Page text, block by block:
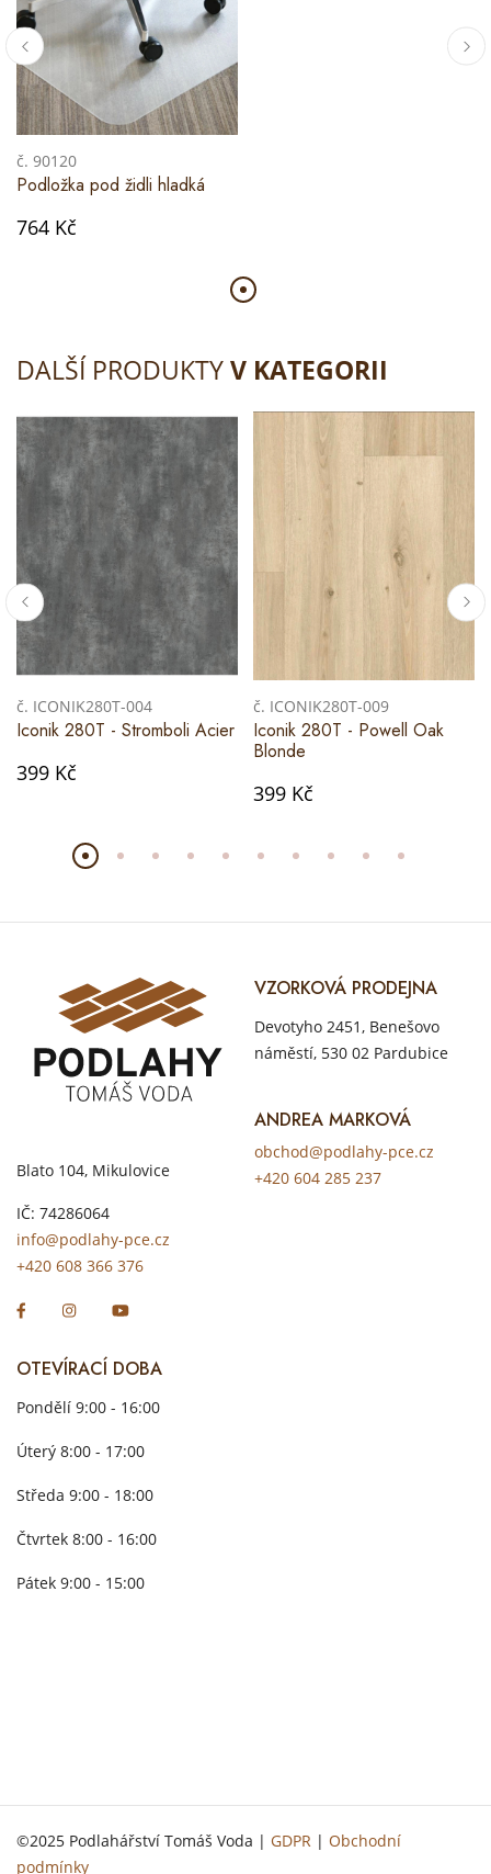
č. 90120
Podložka pod židli hladká
764 Kč
DALŠÍ PRODUKTYV KATEGORII
č. ICONIK280T-004
Iconik 280T - Stromboli Acier
399 Kč
č. ICONIK280T-009
Iconik 280T - Powell Oak
Blonde
399 Kč
Blato 104, Mikulovice
IČ: 74286064
info@podlahy-pce.cz
+420 608 366 376
VZORKOVÁ PRODEJNA
Devotyho 2451, Benešovo
náměstí, 530 02 Pardubice
ANDREA MARKOVÁ
obchod@podlahy-pce.cz
+420 604 285 237
OTEVÍRACÍ DOBA
Pondělí 9:00 - 16:00
Úterý 8:00 - 17:00
Středa 9:00 - 18:00
Čtvrtek 8:00 - 16:00
Pátek 9:00 - 15:00
©2025 Podlahářství Tomáš Voda | GDPR | Obchodní
podmínky